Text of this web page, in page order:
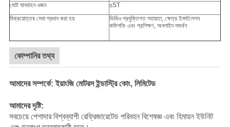
মোট যানবাহন ওজন
≤5T
বিক্রয়োত্তর সেবা প্রদান করা হয়
ভিডিও প্রযুক্তিগত সহায়তা, ক্ষেত্র ইনস্টলেশন
কমিশনিং এবং প্রশিক্ষণ, অনলাইন সমর্থন
কোম্পানির তথ্য
আমাদের সম্পর্কে: ইয়াংজি মোটরস ইন্ডাস্ট্রি কোং, লিমিটেড
আমাদের দৃষ্টি:
সবচেয়ে পেশাদার বিশ্বব্যাপী রেফ্রিজারেটেড পরিবহন বিশেষজ্ঞ এবং হিমায়ন ইউনিট